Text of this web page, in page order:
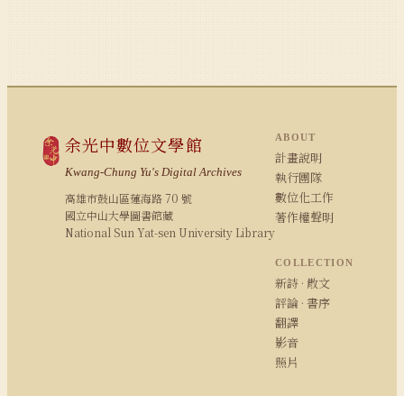
余光中數位文學館
Kwang-Chung Yu's Digital Archives
高雄市鼓山區蓮海路 70 號
國立中山大學圖書館藏
National Sun Yat-sen University Library
ABOUT
計畫說明
執行團隊
數位化工作
著作權聲明
COLLECTION
新詩 · 散文
評論 · 書序
翻譯
影音
照片